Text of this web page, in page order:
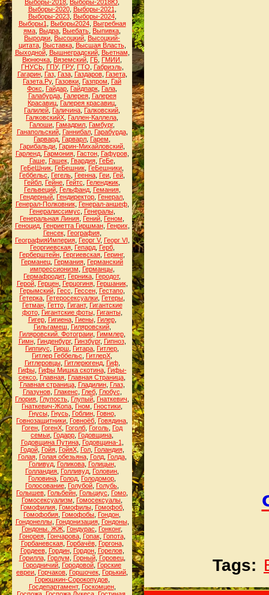
Выборы-2018 Выборы-2018Ю
Выборы-2020, Выборы-2021
Выборы-2023, Выборы-2024,
Выборы1
Выборы2024, Выгребная
яма Выдра Выебать Выпивка
Выродки Высоцкий Высоцкий-
цитата, Выставка, Высшая Власть,
Выходной, Вышнеградский, Вьетнам
Вюнючка Вяземский ГБ ГМИИ
ГНУСЬ, ГПУ, ГРУ, ГТО Габриэль,
Гагарин, Газ, Газа, Газдаров, Газета,
Газета.Ру, Газовки Газпром
Гай
Фокс
Гайдар Гайдпарк Гала
Галабурда, Галерея, Галерея
Красавиц Галерея красавиц
Галилей Галичина Галковский
ГалковскийХ Галлен-Каллела
Галоши Гамадрил Гамбург,
Ганапольский, Ганнибал, Гарабурда,
Гарвард Гарварл Гарем
Гарибальди, Гарин-Михайловский,
Гарленд, Гармония, Гастон, Гафуров,
Гаше, Гашек, Гвардия, ГеБе,
ГеБеШник ГеБешник ГеБешники
Геббельс
Гегель Геенна Геи Гей
Гейбл Гейне Гейтс Геленджик
Гельвеций, Гельфанд, Гемания,
Гендерный Гендиректор Генерал
Генерал-Полковник, Генерал-аншеф,
Генералиссимус
Генералы,
Генеральная Линия Гений Геном
Геноцид, Генриетта Гиршман, Генрих
Генсек, География,
ГеографияИмперия, Георг V, Георг VI
Георгиевская, Гепард, Герб,
Герберштейн Гергиевская Геринг,
Германец Германия Германский
импрессионизм
Германцы,
Гермафродит, Герника Геродот,
Герой, Герцен, Герцогиня, Гершаник,
Герымский, Гесс Гессен, Гестапо,
Гетерка Гетеросексуалки Гетеры
Гетман, Гетто, Гигант, Гигантские
фото, Гигантские фоты, Гиганты,
Гигер, Гигиена, Гиены, Гилер,
Гильгамеш
Гиляровский,
Гиляровский. Фотограии, Гиммлер,
Гимн, Гинденбург, Гинзбург, Гипноз,
Гиппиус
Гирш Гитара Гитлер
Гитлер Геббельс
ГитлерХ
Гитлеровцы, Гитлерюгенд, Гиф,
Гифы, Гифы Мишка скотина, Гифы-
сексо Главная Главная Страница
Главная страница, Гладилин, Глаз,
Глазунов, Глакенс Глеб, Глобус
Глория Глупость Глупый Гнаткевич
Гнаткевич-Жопа Гном Гностики
Гнусы, Гнусь, Гоблин, Говно,
Говнозащитники Говноёб Говядина
Гоген ГогенХ Гоголб Гоголь Год
семьи Годарр Годовщина
Годовщина Путина, Годовщина-1
Годой, Гойя, ГойяХ, Гол, Голандия,
Голая, Голая обезьяна, Голд, Голда,
Голивуд, Голикова, Голицын,
Голландия Голливуд Головин
Головина Голод Голодомор
Голосование Голубой Голубь
Голышев Гольбейн Гольциус Гомо
Гомосексуализм
Гомосексуалы
Гомофилия, Гомофилы, Гомофоб,
Гомофобия Гомофобы Гондон
Гондонеллы, Гондонизация, Гондоны,
Гондоны. ЖЖ Гондурас Гонконг,
Гонорея, Гончарова, Гопак, Гопота,
Горбаневская, Горбачёв, Горгона,
Гордеев, Гордин, Гордон, Горелов,
Горилла, Горлум Горный, Горовец,
Городничий Городовой Горские
евреи Горчаков Горшочек Горький
Горюшкин-Сорокопудов,
Госдепартамент, Госкомцен,
Tags: